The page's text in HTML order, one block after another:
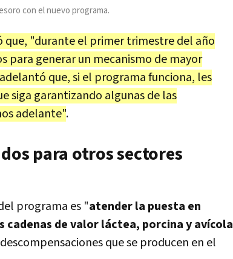
con el nuevo programa.
que, "durante el primer trimestre del año
para generar un mecanismo de mayor
que, si el programa funciona, les
siga garantizando algunas de las
adelante".
para otros sectores
programa es "atender la puesta en
cadenas de valor láctea, porcina y avícola
que se producen en el